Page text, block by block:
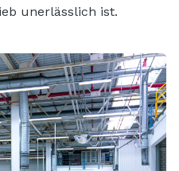
unerlässlich ist.